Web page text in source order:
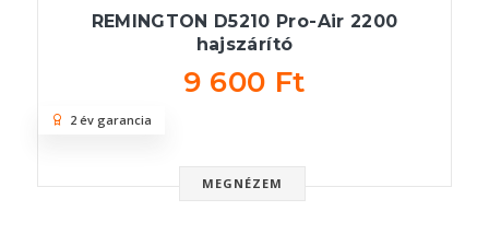
REMINGTON D5210 Pro-Air 2200
hajszárító
9 600 Ft
MEGNÉZEM
2 év garancia